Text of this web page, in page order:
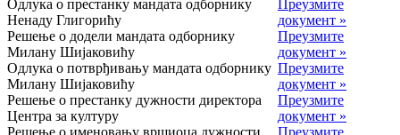
Одлука о престанку мандата одборнику
Ненаду Глигорићу
Преузмите
документ »
Решење о додели мандата одборнику
Милану Шијаковићу
Преузмите
документ »
Одлука о потврђивању мандата одборнику
Милану Шијаковићу
Преузмите
документ »
Решење о престанку дужности директора
Центра за културу
Преузмите
документ »
Решење о именовању вршиоца дужности
Преузмите